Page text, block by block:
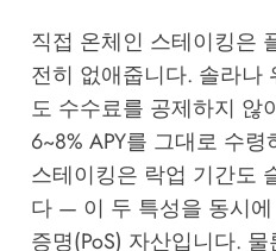
직접 온체인 스테이킹은
전히 없애줍니다. 솔라나
도 수수료를 공제하지 않
6~8% APY를 그대로 수
스테이킹은 락업 기간도
다 — 이 두 특성을 동시
증명(PoS) 자산입니다.